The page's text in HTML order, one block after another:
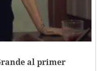
al primer